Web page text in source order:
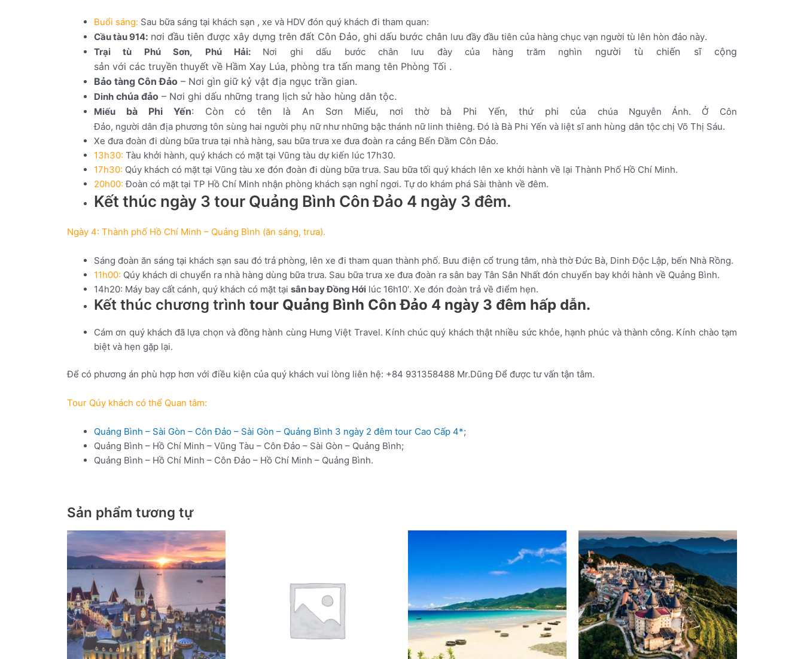
Buổi sáng: Sau bữa sáng tại khách sạn , xe và HDV đón quý khách đi tham quan:
Cầutàu914: nơi đầu tiên được xây dựng trên đất Côn Đảo, ghi dấu bước chân lưu đầy đầu tiên của hàng chục vạn người tù lên hòn đảo này.
Trại tù Phú Sơn, Phú Hải: Nơi ghi dấu bước chân lưu đày của hàng trăm nghìn người tù chiến sĩ
cộng
sản với các truyền thuyết về Hầm Xay Lúa, phòng tra tấn mang tên Phòng Tối .
Bảo tàng Côn Đảo – Nơi gìn giữ kỷ vật địa ngục trần gian.
Dinh chúa đảo – Nơi ghi dấu những trang lịch sử hào hùng dân tộc.
Miếu bà Phi Yến: Còn có tên là An Sơn Miếu, nơi thờ bà Phi Yến, thứ phi của chúa Nguyễn Ánh. Ở
Côn
Đảo, người dân địa phương tôn sùng hai người phụ nữ như những bậc thánh nữ linh thiêng.Đó là Bà Phi Yến và liệt sĩ anh hùng dân tộc chị Võ Thị Sáu.
Xe đưa đoàn đi dùng bữa trưa tại nhà hàng, sau bữa trưa xe đưa đoàn ra cảng Bến Đầm Côn Đảo.
13h30: Tàu khởi hành, quý khách có mặt tại Vũng tàu dự kiến lúc 17h30.
17h30: Qúy khách có mặt tại Vũng tàu xe đón đoàn đi dùng bữa trưa. Sau bữa tối quý khách lên xe khởi hành về lại Thành Phố Hồ Chí Minh.
20h00: Đoàn có mặt tại TP Hồ Chí Minh nhận phòng khách sạn nghỉ ngơi. Tự do khám phá Sài thành về đêm.
Kết thúc ngày 3 tour Quảng Bình Côn Đảo 4 ngày 3 đêm.
Ngày 4: Thành phố Hồ Chí Minh – Quảng Bình (ăn sáng, trưa).
Sáng đoàn ăn sáng tại khách sạn sau đó trả phòng, lên xe đi tham quan thành phố. Bưu điện cổ trung tâm, nhà thờ Đức Bà, Dinh Độc Lập, bến Nhà Rồng.
11h00: Qúy khách di chuyển ra nhà hàng dùng bữa trưa. Sau bữa trưa xe đưa đoàn ra sân bay Tân Sân Nhất đón chuyến bay khởi hành về Quảng Bình.
14h20: Máy bay cất cánh, quý khách có mặt tại sân bay Đồng Hới lúc 16h10′. Xe đón đoàn trả về điểm hẹn.
Kết thúc chương trình tour Quảng Bình Côn Đảo 4 ngày 3 đêm hấp dẫn.
Cám ơn quý khách đã lựa chọn và đồng hành cùng Hưng Việt Travel. Kính chúc quý khách thật nhiều sức khỏe, hạnh phúc và thành công. Kính chào tạm
biệt và hẹn gặp lại.
Để có phương án phù hợp hơn với điều kiện của quý khách vui lòng liên hệ: +84 931358488 Mr.Dũng Để được tư vấn tận tâm.
Tour Qúy khách có thể Quan tâm:
Quảng Bình – Sài Gòn – Côn Đảo – Sài Gòn – Quảng Bình 3 ngày 2 đêm tour Cao Cấp 4*;
Quảng Bình – Hồ Chí Minh – Vũng Tàu – Côn Đảo – Sài Gòn – Quảng Bình;
Quảng Bình – Hồ Chí Minh – Côn Đảo – Hồ Chí Minh – Quảng Bình.
Sản phẩm tương tự